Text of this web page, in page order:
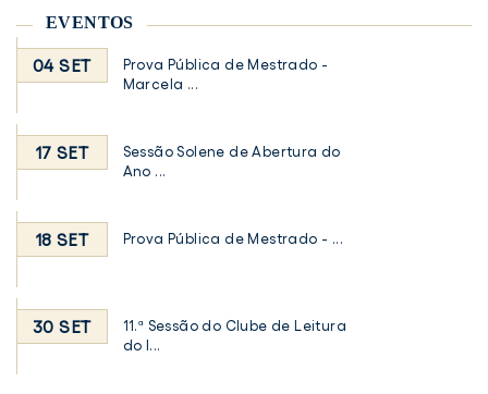
EVENTOS
04 SET
Prova Pública de Mestrado -
Marcela ...
17 SET
Sessão Solene de Abertura do
Ano ...
18 SET Prova Pública de Mestrado - ...
30 SET
11.ª Sessão do Clube de Leitura
do I...